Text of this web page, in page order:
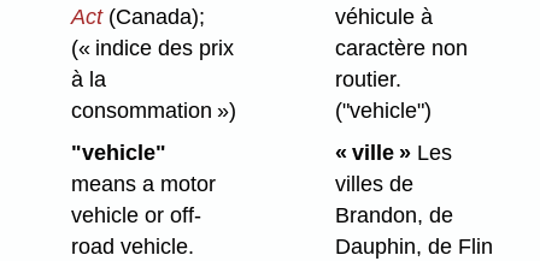
Act (Canada);
(« indice des prix
à la
consommation »)
"vehicle"
means a motor
vehicle or off-
road vehicle.
véhicule à
caractère non
routier.
("vehicle")
« ville »Les
villes de
Brandon, de
Dauphin, de Flin